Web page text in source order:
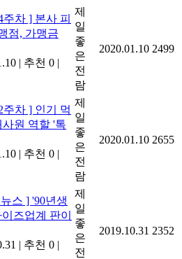
차 ] 본사 피
점, 가맹금
| 추천 0 |
제
일
좋
은
전
람
2020.01.10 2499
주차 ] 인기 먹
원 역할 '톡
| 추천 0 |
제
일
좋
은
전
람
2020.01.10 2655
스 ] '90년생
즈업계 판이
| 추천 0 |
제
일
좋
은
전
2019.10.31 2352